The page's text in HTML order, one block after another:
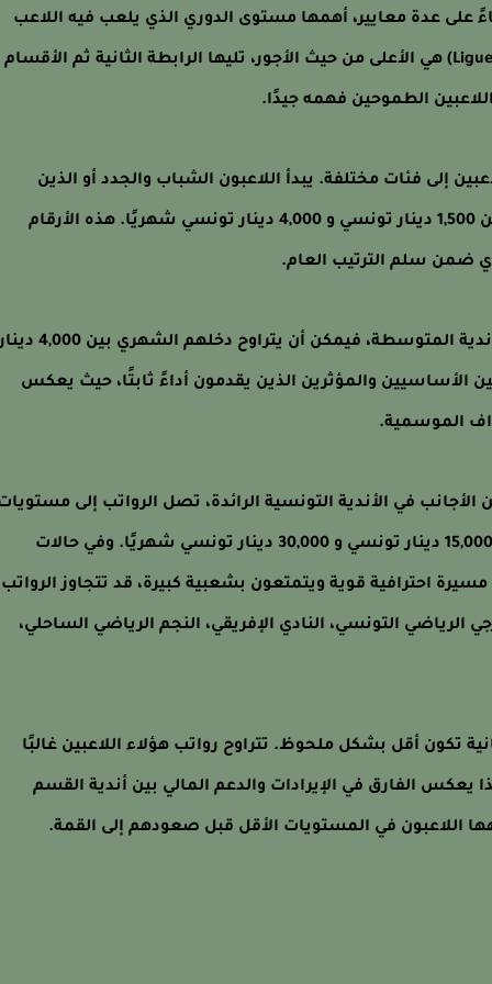
على عدة معايير، أهمها مستوى الدوري الذي يلعب فيه اللاعب
وقيمة النادي الذي يمثله. الرابطة المحترفة الأولى (Ligue 1) هي الأعلى من حيث الأجور، تليها الرابطة الثانية ثم الأقسام
الطموحين فهمه جيدًا.
إلى فئات مختلفة. يبدأ اللاعبون الشباب والجدد أو الذين
يلعبون في فرق متوسطة أو صغيرة برواتب تتراوح بين 1,500 دينار تونسي و 4,000 دينار تونسي شهريًا. هذه الأرقام
ضمن سلم الترتيب العام.
أما اللاعبون ذوو الخبرة والمتوسطو المستوى في الأندية المتوسطة، فيمكن أن يتراوح دخلهم الشهري بين 4,000 دينار
للاعبين الأساسيين والمؤثرين الذين يقدمون أداءً ثابتًا، حيث يعكس
الموسمية.
الأجانب في الأندية التونسية الرائدة، تصل الرواتب إلى
أعلى بكثير. يمكن لهؤلاء اللاعبين أن يتقاضوا ما بين 15,000 دينار تونسي و 30,000 دينار تونسي شهريًا. وفي حالات
احترافية قوية ويتمتعون بشعبية كبيرة، قد تتجاوز الرواتب
الرياضي التونسي، النادي الإفريقي، النجم الرياضي الساحلي،
تكون أقل بشكل ملحوظ. تتراوح رواتب هؤلاء اللاعبين غالبًا
تونسي شهريًا. هذا يعكس الفارق في الإيرادات والدعم المالي بين أندية القسم
اللاعبون في المستويات الأقل قبل صعودهم إلى القمة.